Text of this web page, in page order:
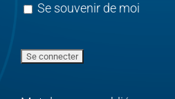
Se souvenir de moi